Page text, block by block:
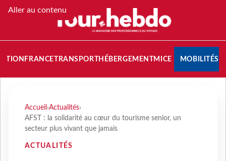
Aller au contenu
FRANCETRANSPORT HÉBERGEMENTMICE MOBILITÉS
Accueil ›Actualités›
AFST : la solidarité au cœur du tourisme senior, un
secteur plus vivant que jamais
ACTUALITÉS